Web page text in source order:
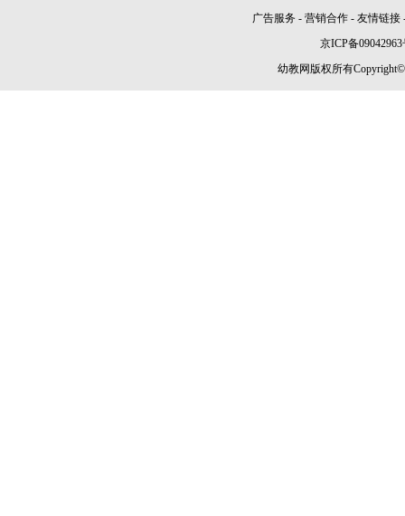
广告服务 - 营销合作 - 友情链接
京ICP备09042963
幼教网版权所有